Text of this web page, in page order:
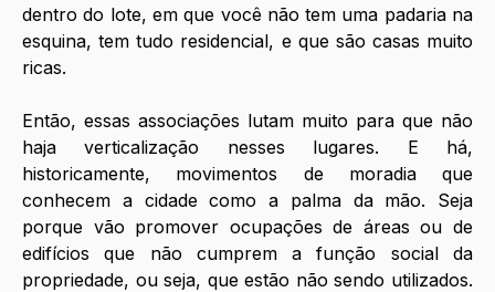
dentro do lote, em que você não tem uma padaria na
esquina, tem tudo residencial, e que são casas muito
ricas.
Então, essas associações lutam muito para que não
haja verticalização nesses lugares. E há,
historicamente, movimentos de moradia que
conhecem a cidade como a palma da mão. Seja
porque vão promover ocupações de áreas ou de
edifícios que não cumprem a função social da
propriedade, ou seja, que estão não sendo utilizados.